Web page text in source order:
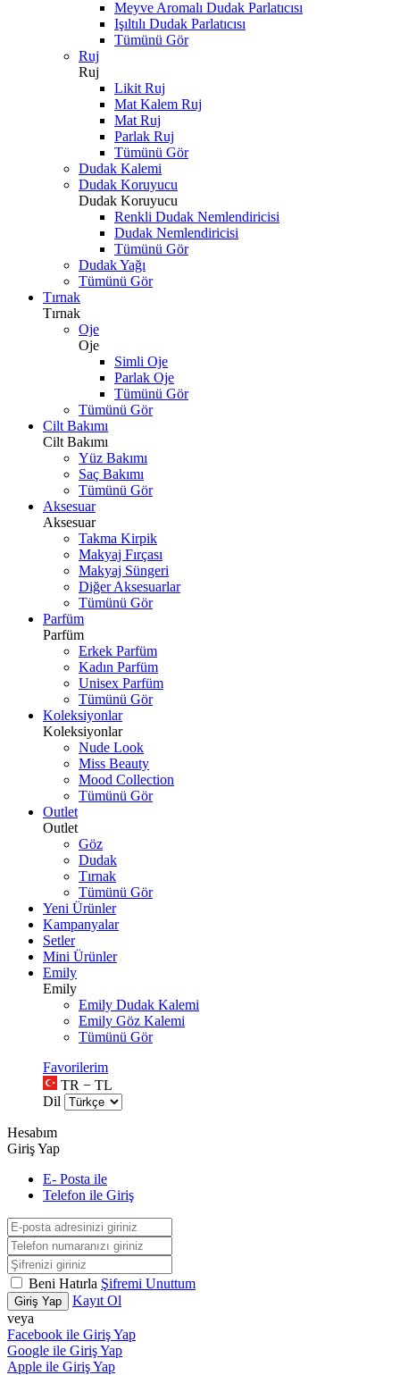
Meyve Aromalı Dudak Parlatıcısı
Işıltılı Dudak Parlatıcısı
Tümünü Gör
Ruj
Ruj
Likit Ruj
Mat Kalem Ruj
Mat Ruj
Parlak Ruj
Tümünü Gör
Dudak Kalemi
Dudak Koruyucu
Dudak Koruyucu
Renkli Dudak Nemlendiricisi
Dudak Nemlendiricisi
Tümünü Gör
Dudak Yağı
Tümünü Gör
Tırnak
Tırnak
Oje
Oje
Simli Oje
Parlak Oje
Tümünü Gör
Tümünü Gör
Cilt Bakımı
Cilt Bakımı
Yüz Bakımı
Saç Bakımı
Tümünü Gör
Aksesuar
Aksesuar
Takma Kirpik
Makyaj Fırçası
Makyaj Süngeri
Diğer Aksesuarlar
Tümünü Gör
Parfüm
Parfüm
Erkek Parfüm
Kadın Parfüm
Unisex Parfüm
Tümünü Gör
Koleksiyonlar
Koleksiyonlar
Nude Look
Miss Beauty
Mood Collection
Tümünü Gör
Outlet
Outlet
Göz
Dudak
Tırnak
Tümünü Gör
Yeni Ürünler
Kampanyalar
Setler
Mini Ürünler
Emily
Emily
Emily Dudak Kalemi
Emily Göz Kalemi
Tümünü Gör
Favorilerim
TR − TL
Dil
Hesabım
Giriş Yap
E- Posta ile
Telefon ile Giriş
Beni Hatırla Şifremi Unuttum
Giriş Yap
Kayıt Ol
veya
Facebook ile Giriş Yap
Google ile Giriş Yap
Apple ile Giriş Yap